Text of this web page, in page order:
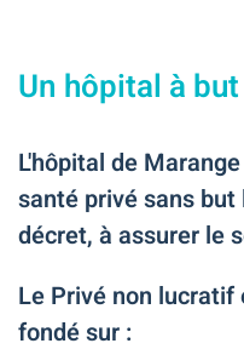
Un hôpital à
L'hôpital de
santé privé sans
décret, à assurer le
Le Privé non
fondé sur :